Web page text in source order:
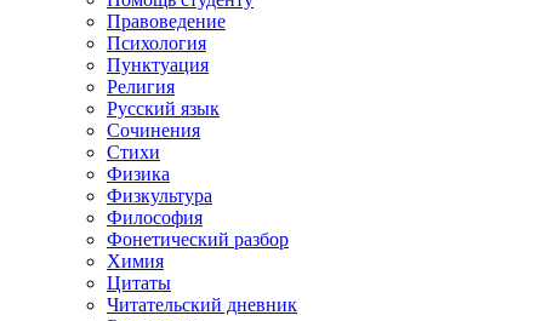
Правоведение
Психология
Пунктуация
Религия
Русский язык
Сочинения
Стихи
Физика
Физкультура
Философия
Фонетический разбор
Химия
Цитаты
Читательский дневник